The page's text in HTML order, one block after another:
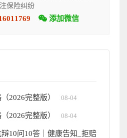
保险纠纷
添加微信
2026完整版） 08-04
2026完整版） 08-04
10问10答｜健康告知_拒赔